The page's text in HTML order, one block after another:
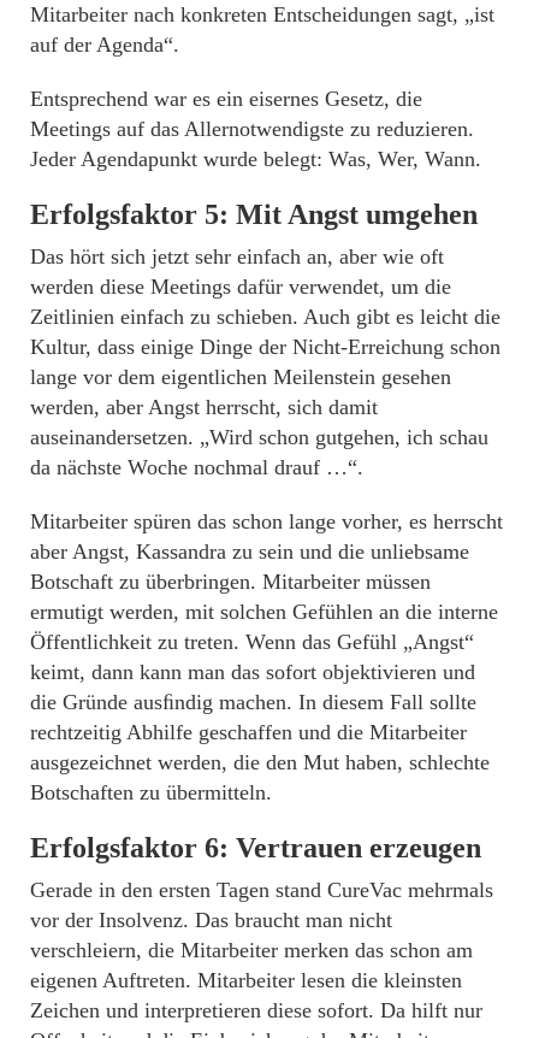
Mitarbeiter nach konkreten Entscheidungen sagt, „ist
auf der Agenda“.
Entsprechend war es ein eisernes Gesetz, die
Meetings auf das Allernotwendigste zu reduzieren.
Jeder Agendapunkt wurde belegt: Was, Wer, Wann.
Erfolgsfaktor 5: Mit Angst umgehen
Das hört sich jetzt sehr einfach an, aber wie oft
werden diese Meetings dafür verwendet, um die
Zeitlinien einfach zu schieben. Auch gibt es leicht die
Kultur, dass einige Dinge der Nicht-Erreichung schon
lange vor dem eigentlichen Meilenstein gesehen
werden, aber Angst herrscht, sich damit
auseinandersetzen. „Wird schon gutgehen, ich schau
da nächste Woche nochmal drauf …“.
Mitarbeiter spüren das schon lange vorher, es herrscht
aber Angst, Kassandra zu sein und die unliebsame
Botschaft zu überbringen. Mitarbeiter müssen
ermutigt werden, mit solchen Gefühlen an die interne
Öffentlichkeit zu treten. Wenn das Gefühl „Angst“
keimt, dann kann man das sofort objektivieren und
die Gründe ausﬁndig machen. In diesem Fall sollte
rechtzeitig Abhilfe geschaffen und die Mitarbeiter
ausgezeichnet werden, die den Mut haben, schlechte
Botschaften zu übermitteln.
Erfolgsfaktor 6: Vertrauen erzeugen
Gerade in den ersten Tagen stand CureVac mehrmals
vor der Insolvenz. Das braucht man nicht
verschleiern, die Mitarbeiter merken das schon am
eigenen Auftreten. Mitarbeiter lesen die kleinsten
Zeichen und interpretieren diese sofort. Da hilft nur